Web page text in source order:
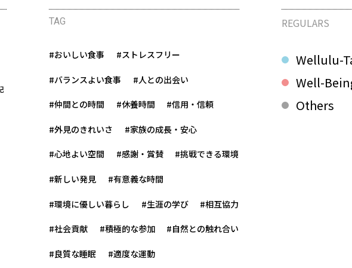
TAG
#おいしい食事 #ストレスフリー
#バランスよい食事 #人との出会い
#仲間との時間 #休養時間 #信用・信頼
#外見のきれいさ #家族の成長・安心
#心地よい空間 #感謝・賞賛 #挑戦できる環境
#新しい発見 #有意義な時間
#環境に優しい暮らし #生涯の学び #相互協力
#社会貢献 #積極的な参加 #自然との触れ合い
#良質な睡眠 #適度な運動
REGULARS
Wellulu-
Well-
Others